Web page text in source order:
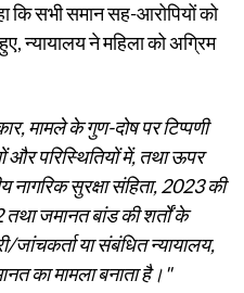
कि सभी समान सह-आरोपियों को
न्यायालय ने महिला को अग्रिम
मामले के गुण-दोष पर टिप्पणी
और परिस्थितियों में, तथा ऊपर
नागरिक सुरक्षा संहिता, 2023 की
जमानत बांड की शर्तों के
जांचकर्ता या संबंधित न्यायालय,
का मामला बनाता है।"